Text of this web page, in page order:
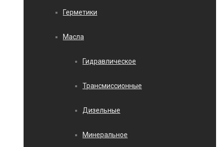
Герметики
Масла
Гидравлическое
Трансмиссионные
Дизельные
Минеральное